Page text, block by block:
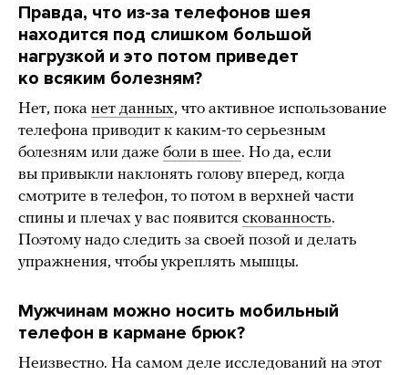
Правда, что из-за телефонов шея
находится под слишком большой
нагрузкой и это потом приведет
ко всяким болезням?
Нет, пока нет данных, что активное использование
телефона приводит к каким-то серьезным
болезням или даже боли в шее. Но да, если
вы привыкли наклонять голову вперед, когда
смотрите в телефон, то потом в верхней части
спины и плечах у вас появится скованность.
Поэтому надо следить за своей позой и делать
упражнения, чтобы укреплять мышцы.
Мужчинам можно носить мобильный
телефон в кармане брюк?
Неизвестно. На самом деле исследований на этот